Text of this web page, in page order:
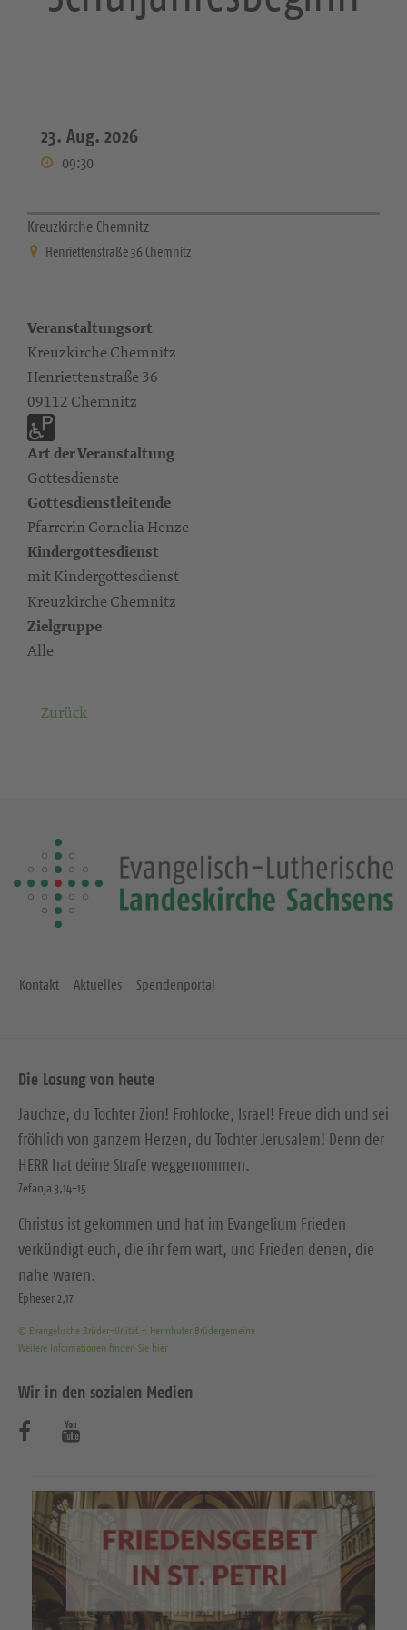
23. Aug. 2026
09:30
Kreuzkirche Chemnitz
Henriettenstraße 36 Chemnitz
Veranstaltungsort
Kreuzkirche Chemnitz
Henriettenstraße 36
09112 Chemnitz
Art der Veranstaltung
Gottesdienste
Gottesdienstleitende
Pfarrerin Cornelia Henze
Kindergottesdienst
mit Kindergottesdienst
Kreuzkirche Chemnitz
Zielgruppe
Alle
Zurück
Kontakt Aktuelles Spendenportal
Die Losung von heute
Jauchze, du Tochter Zion! Frohlocke, Israel! Freue dich und sei
fröhlich von ganzem Herzen, du Tochter Jerusalem! Denn der
HERR hat deine Strafe weggenommen.
Zefanja 3,14-15
Christus ist gekommen und hat im Evangelium Frieden
verkündigt euch, die ihr fern wart, und Frieden denen, die
nahe waren.
Epheser 2,17
© Evangelische Brüder-Unität – Herrnhuter Brüdergemeine
Weitere Informationen finden Sie hier
Wir in den sozialen Medien
s
u
c
h
s